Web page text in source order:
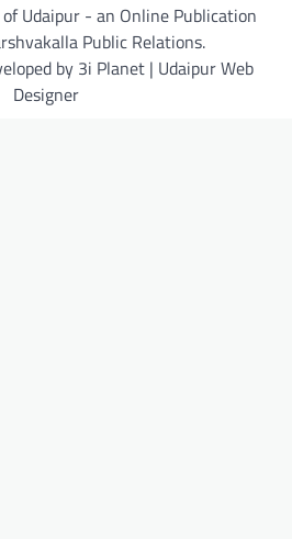
Udaipur - an Online Publication
Public Relations.
by 3i Planet | Udaipur Web
Designer